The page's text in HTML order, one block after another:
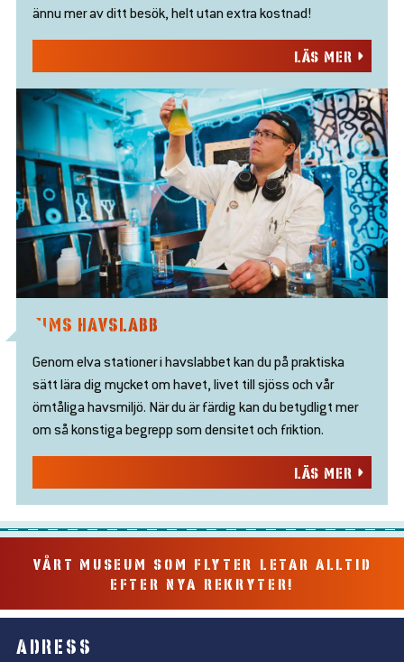
ännu mer av ditt besök, helt utan extra kostnad!
LÄS MER
TIMS HAVSLABB
Genom elva stationer i havslabbet kan du på praktiska
sätt lära dig mycket om havet, livet till sjöss och vår
ömtåliga havsmiljö. När du är färdig kan du betydligt mer
om så konstiga begrepp som densitet och friktion.
LÄS MER
VÅRT MUSEUM SOM FLYTER LETAR ALLTID
EFTER NYA REKRYTER!
ADRESS